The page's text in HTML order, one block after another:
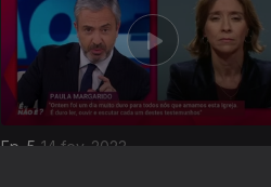
Ep. 5 14 fev. 2023